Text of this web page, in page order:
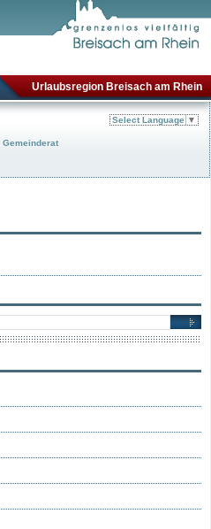
Urlaubsregion Breisach am Rhein
Gemeinderat
Select Language ▼